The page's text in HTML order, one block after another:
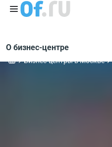
О бизнес-центре
Бизнес-центры в Москве